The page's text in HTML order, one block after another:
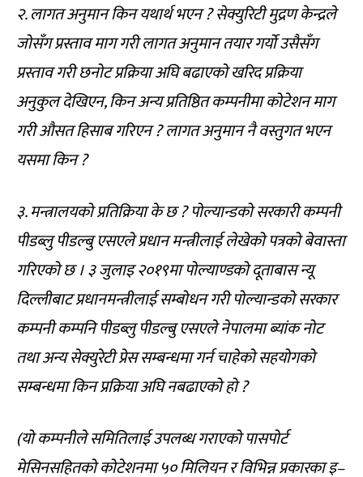
२. लागत अनुमान किन यथार्थ भएन ? सेक्युरिटी मुद्रण केन्द्रले
जोसँग प्रस्ताव माग गरी लागत अनुमान तयार गर्यो उसैसँग
प्रस्ताव गरी छनोट प्रक्रिया अघि बढाएको खरिद प्रक्रिया
अनुकुल देखिएन, किन अन्य प्रतिष्ठित कम्पनीमा कोटेशन माग
गरी औसत हिसाब गरिएन ? लागत अनुमान नै वस्तुगत भएन
यसमा किन ?
३. मन्त्रालयको प्रतिक्रिया के छ ? पोल्यान्डको सरकारी कम्पनी
पीडब्लु पीडल्बु एसएले प्रधान मन्त्रीलाई लेखेको पत्रको बेवास्ता
गरिएको छ । ३ जुलाइ २०१९मा पोल्याण्डको दूताबास न्यू
दिल्लीबाट प्रधानमन्त्रीलाई सम्बोधन गरी पोल्यान्डको सरकार
कम्पनी कम्पनि पीडब्लु पीडल्बु एसएले नेपालमा ब्यांक नोट
तथा अन्य सेक्युरेटी प्रेस सम्बन्धमा गर्न चाहेको सहयोगको
सम्बन्धमा किन प्रक्रिया अघि नबढाएको हो ?
(यो कम्पनीले समितिलाई उपलब्ध गराएको पासपोर्ट
मेसिनसहितको कोटेशनमा ५० मिलियन र विभिन्न प्रकारका इ–